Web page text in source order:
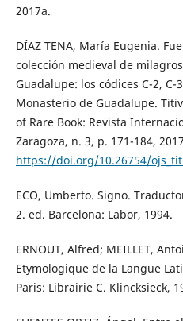
2017a.
DÍAZ TENA, María Eugenia.
colección medieval de
Guadalupe: los códices C-2, C-
Monasterio de Guadalupe.
of Rare Book: Revista
Zaragoza, n. 3, p. 171-184,
https://doi.org/10.26754/
ECO, Umberto. Signo.
2. ed. Barcelona: Labor, 1994.
ERNOUT, Alfred; MEILLET,
Etymologique de la Langue
Paris: Librairie C. Klincksieck,